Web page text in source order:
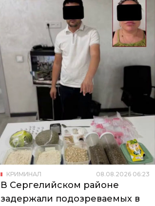
КРИМИНАЛ 08.08.2026 06:23
В Сергелийском районе
задержали подозреваемых в